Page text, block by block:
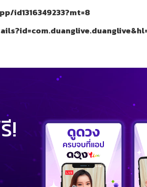
id1316349233?mt=8
!